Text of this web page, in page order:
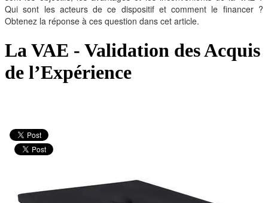
Qui sont les acteurs de ce dispositif et comment le financer ?
Obtenez la réponse à ces question dans cet article.
La VAE - Validation des Acquis
de l’Expérience